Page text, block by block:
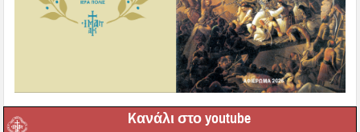
Kανάλι στο youtube